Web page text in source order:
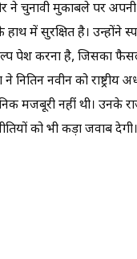
ने चुनावी मुकाबले पर
में सुरक्षित है। उन्होंने
करना है, जिसका
नवीन को राष्ट्रीय
मजबूरी नहीं थी। उनके
को भी कड़ा जवाब देगी।